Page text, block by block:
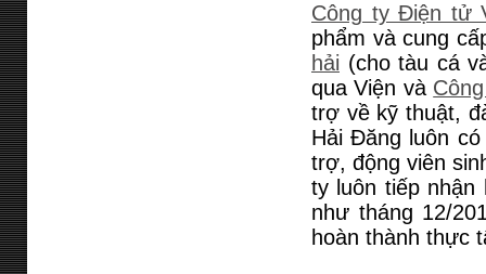
Công ty Điện tử
phẩm và cung
hải (cho tàu cá
qua Viện và
trợ về kỹ thuật,
Hải Đăng luôn
trợ, động viên
ty luôn tiếp nhận
như tháng 12/
hoàn thành thực